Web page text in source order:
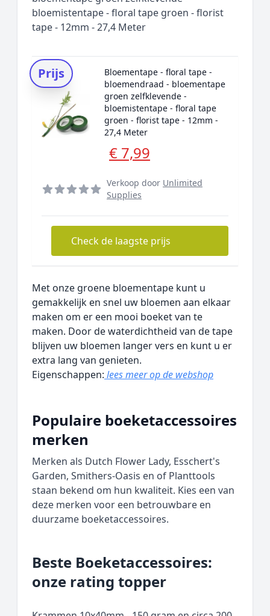
bloemistentape - floral tape groen - florist
tape - 12mm - 27,4 Meter
Prijs
Bloementape - floral tape -
bloemendraad - bloementape
groen zelfklevende -
bloemistentape - floral tape
groen - florist tape - 12mm -
27,4 Meter
€ 7,99
Verkoop door Unlimited
Supplies
Check de laagste prijs
Met onze groene bloementape kunt u
gemakkelijk en snel uw bloemen aan elkaar
maken om er een mooi boeket van te
maken. Door de waterdichtheid van de tape
blijven uw bloemen langer vers en kunt u er
extra lang van genieten.
Eigenschappen: lees meer op de webshop
Populaire boeketaccessoires
merken
Merken als Dutch Flower Lady, Esschert's
Garden, Smithers-Oasis en of Planttools
staan bekend om hun kwaliteit. Kies een van
deze merken voor een betrouwbare en
duurzame boeketaccessoires.
Beste Boeketaccessoires:
onze rating topper